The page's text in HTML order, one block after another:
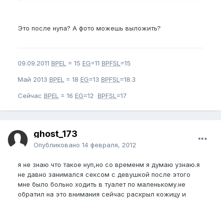
Это после нупа? А фото можешь выложить?
09.09.2011 BPEL = 15 EG=11 BPFSL =15
Май 2013 BPEL = 18 EG=13 BPFSL =18.3
Сейчас BPEL = 16 EG=12 BPFSL =17
ghost_173
Опубликовано 14 февраля, 2012
я не знаю что такое нуп,но со временм я думаю узнаю.я
не давно занимался сексом с девушкой после этого
мне было больно ходить в туалет по маленькому.не
обратил на это внимания сейчас раскрыл кожицу и